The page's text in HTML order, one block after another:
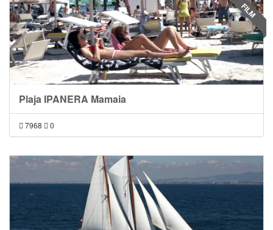
Plaja IPANERA Mamaia
7968 0
FILM